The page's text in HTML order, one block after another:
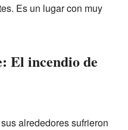
Es un lugar con muy
El incendio de
alrededores sufrieron